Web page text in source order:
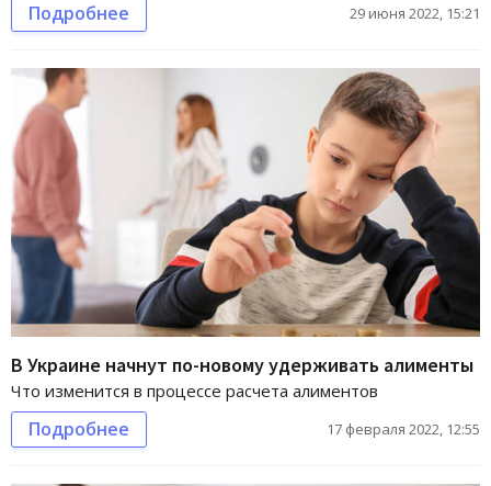
Подробнее 29 июня 2022, 15:21
В Украине начнут по-новому удерживать алименты
Что изменится в процессе расчета алиментов
Подробнее 17 февраля 2022, 12:55